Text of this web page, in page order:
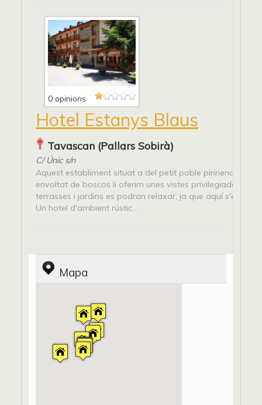
0 opinions
Hotel Estanys Blaus
Tavascan (Pallars Sobirà)
C/ Únic s/n
Aquest establiment situat a del petit poble pirinenc de
envoltat de boscos li oferim unes vistes privilegiades. A
terrasses i jardins es podran relaxar, ja que aquí s'escolta
Un hotel d'ambient rústic...
Mapa